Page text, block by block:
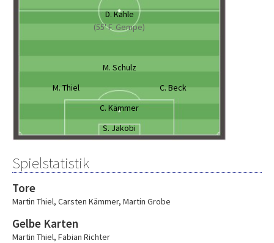
D. Kahle
(55' F. Gempe)
M. Schulz
M. Thiel
C. Beck
C. Kämmer
S. Jakobi
Spielstatistik
Tore
Martin Thiel, Carsten Kämmer, Martin Grobe
Gelbe Karten
Martin Thiel, Fabian Richter